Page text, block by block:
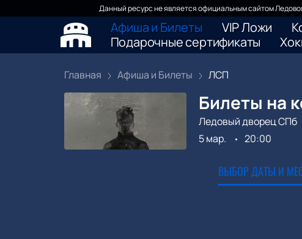
Данный ресурс не является официальным сайтом
Афиша и Билеты VIP Ложи
Подарочные сертификаты
Главная Афиша и Билеты ЛСП
Билеты на
Ледовый дворец СПб
5 мар.
20:00
ВЫБОР ДАТЫ И